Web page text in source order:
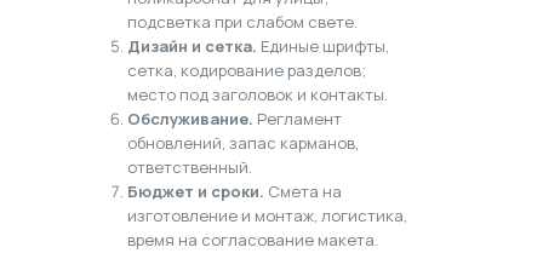
подсветка при слабом свете.
Дизайн и сетка. Единые шрифты,
сетка, кодирование разделов;
место под заголовок и контакты.
Обслуживание. Регламент
обновлений, запас карманов,
ответственный.
Бюджет и сроки. Смета на
изготовление и монтаж, логистика,
время на согласование макета.